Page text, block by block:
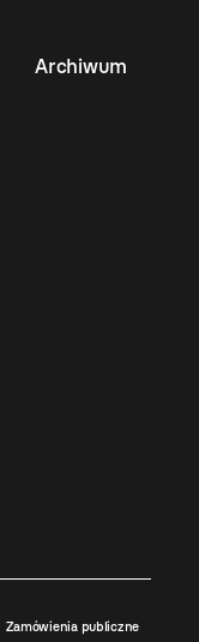
Archiwum
Zamówienia publiczne